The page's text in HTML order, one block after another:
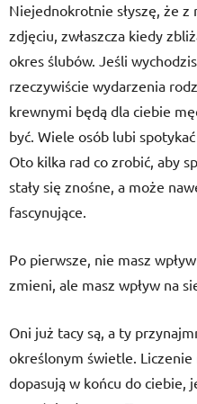
Niejednokrotnie słyszę, że
zdjęciu, zwłaszcza kiedy
okres ślubów. Jeśli
rzeczywiście wydarzenia
krewnymi będą dla ciebie
być. Wiele osób lubi
Oto kilka rad co zrobić, aby
stały się znośne, a może
fascynujące.
Po pierwsze, nie masz
zmieni, ale masz wpływ na
Oni już tacy są, a ty
określonym świetle.
dopasują w końcu do ciebie,